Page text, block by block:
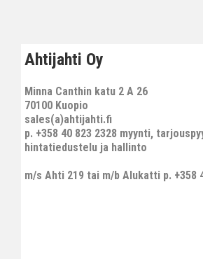
Ahtijahti Oy
Minna Canthin katu 2 A 26
70100 Kuopio
sales(a)ahtijahti.fi
p. +358 40 823 2328 myynti,
hintatiedustelu ja hallinto
m/s Ahti 219 tai m/b Alukatti p. +358